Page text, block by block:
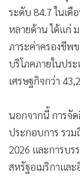
• อินโดจีน
• กองทุนรวม
• Celeb Online
• Factcheck
• ญี่ปุ่น
• Gotomanager
ระดับ 84.7 ในเ
หลายด้าน ได้แก่
ภาระค่าครองชีพ
บริโภคภายในปร
เศรษฐกิจกว่า
นอกจากนี้ การจัด
ประกอบการ รวม
2026 และการบร
สหรัฐอเมริกาแล